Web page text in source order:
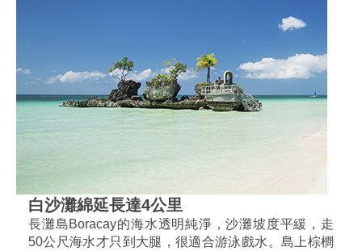
白沙灘綿延長達4公里
長灘島Boracay的海水透明純淨，沙灘坡度平緩，走
50公尺海水才只到大腿，很適合游泳戲水。島上棕櫚